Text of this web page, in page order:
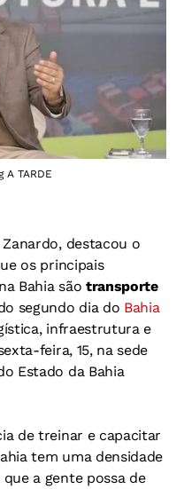
TARDE
Zanardo, destacou o
os principais
Bahia são transporte
segundo dia do Bahia
infraestrutura e
feira, 15, na sede
Estado da Bahia
de treinar e capacitar
tem uma densidade
a gente possa de